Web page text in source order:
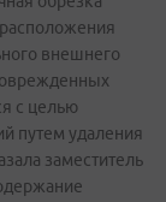
внешнего
с целью
путем удаления
заместитель